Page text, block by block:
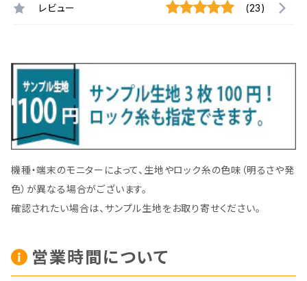
レビュー (23)
機種・端末のモニターによって、生地やロック糸の色味（明るさや発
色）が異なる場合がございます。
確認されたい場合は、サンプル生地をお取り寄せください。
営業時間について